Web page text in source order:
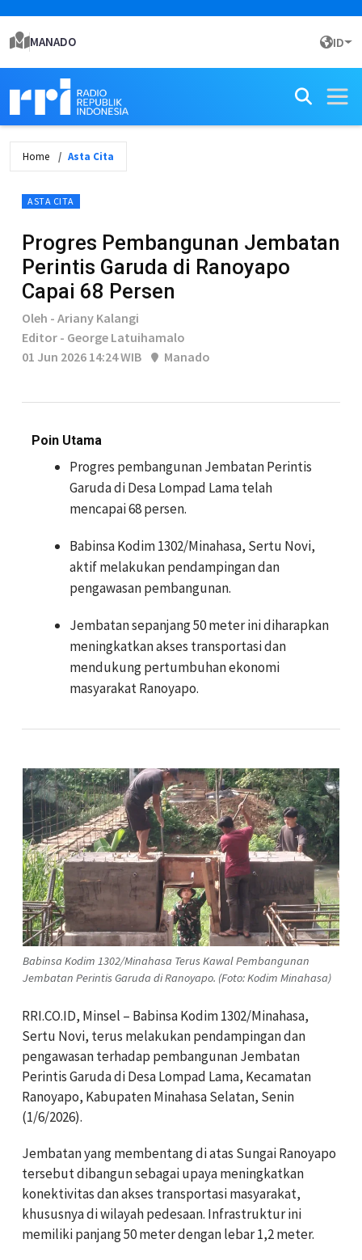
MANADO ID
Home Asta Cita
ASTA CITA
Progres Pembangunan Jembatan
Perintis Garuda di Ranoyapo
Capai 68 Persen
Oleh - Ariany Kalangi
Editor - George Latuihamalo
01 Jun 2026 14:24 WIB
Manado
Poin Utama
Progres pembangunan Jembatan Perintis
Garuda di Desa Lompad Lama telah
mencapai 68 persen.
Babinsa Kodim 1302/Minahasa, Sertu Novi,
aktif melakukan pendampingan dan
pengawasan pembangunan.
Jembatan sepanjang 50 meter ini diharapkan
meningkatkan akses transportasi dan
mendukung pertumbuhan ekonomi
masyarakat Ranoyapo.
Babinsa Kodim 1302/Minahasa Terus Kawal Pembangunan
Jembatan Perintis Garuda di Ranoyapo. (Foto: Kodim Minahasa)
RRI.CO.ID, Minsel – Babinsa Kodim 1302/Minahasa,
Sertu Novi, terus melakukan pendampingan dan
pengawasan terhadap pembangunan Jembatan
Perintis Garuda di Desa Lompad Lama, Kecamatan
Ranoyapo, Kabupaten Minahasa Selatan, Senin
(1/6/2026).
Jembatan yang membentang di atas Sungai Ranoyapo
tersebut dibangun sebagai upaya meningkatkan
konektivitas dan akses transportasi masyarakat,
khususnya di wilayah pedesaan. Infrastruktur ini
memiliki panjang 50 meter dengan lebar 1,2 meter.